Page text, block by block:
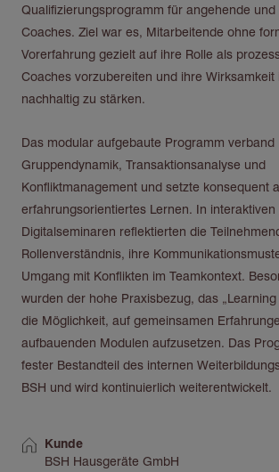
Qualifizierungsprogramm für angehende und
Coaches. Ziel war es, Mitarbeitende ohne
Vorerfahrung gezielt auf ihre Rolle als
Coaches vorzubereiten und ihre Wirksamkeit
nachhaltig zu stärken.
Das modular aufgebaute Programm verband
Gruppendynamik, Transaktionsanalyse und
Konfliktmanagement und setzte konsequent
erfahrungsorientiertes Lernen. In interaktiven
Digitalseminaren reflektierten die
Rollenverständnis, ihre
Umgang mit Konflikten im Teamkontext.
wurden der hohe Praxisbezug, das
die Möglichkeit, auf gemeinsamen
aufbauenden Modulen aufzusetzen. Das
fester Bestandteil des internen
BSH und wird kontinuierlich weiterentwickelt.
Kunde
BSH Hausgeräte GmbH